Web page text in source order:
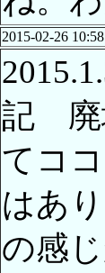
2015-02-26
記 廃
てコ
はあ
の感